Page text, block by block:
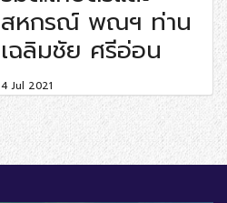
สหกรณ์ พณฯ ท่าน
เฉลิมชัย ศรีอ่อน
4 Jul 2021